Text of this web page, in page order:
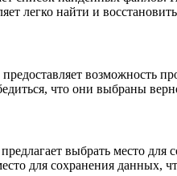
легко найти и
возможность
что они выбраны
выбрать место
для сохранения данных,